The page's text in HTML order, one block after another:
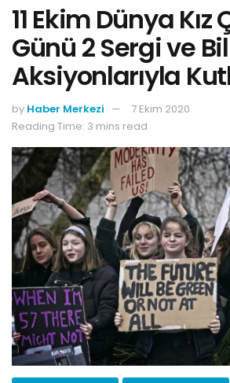
11 Ekim Dünya Kız
Günü 2 Sergi ve
Aksiyonlarıyla
by Haber Merkezi
7 Ekim 2020
Reading Time: 3 mins read